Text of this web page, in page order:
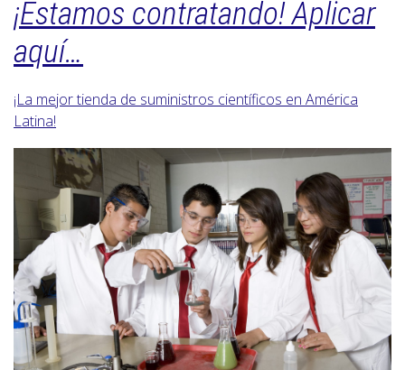
¡Estamos contratando! Aplicar
aquí…
¡La mejor tienda de suministros científicos en América
Latina!